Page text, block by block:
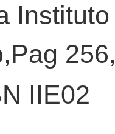
IIE02